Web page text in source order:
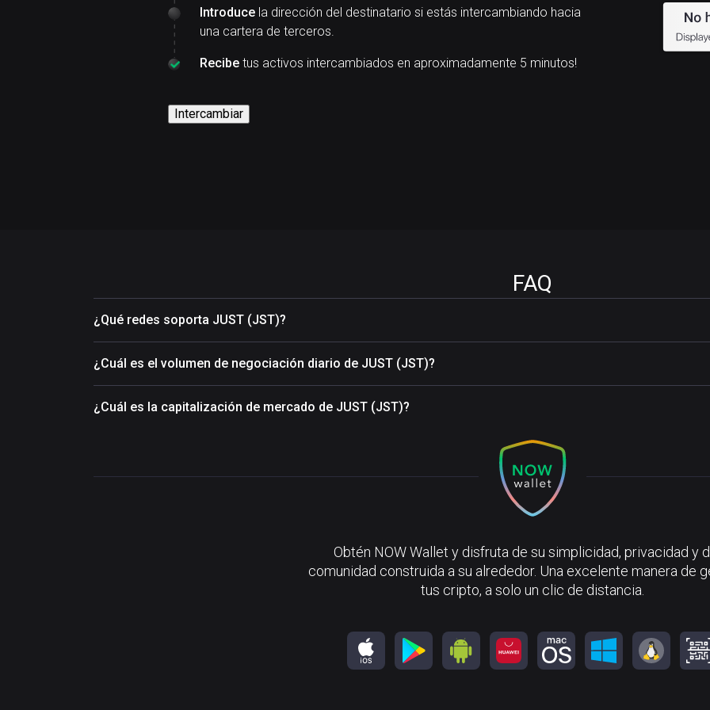
Introduce la dirección del destinatario si estás intercambiando hacia
una cartera de terceros.
Recibe tus activos intercambiados en aproximadamente 5 minutos!
Intercambiar
FAQ
¿Qué redes soporta JUST (JST)?
¿Cuál es el volumen de negociación diario de JUST (JST)?
¿Cuál es la capitalización de mercado de JUST (JST)?
Obtén NOW Wallet y disfruta de su simplicidad, privacidad y
comunidad construida a su alrededor. Una excelente manera de
tus cripto, a solo un clic de distancia.